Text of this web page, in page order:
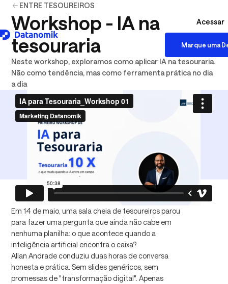
Download logo .SVG
Acessar
Marque uma
ENTRE TESOUREIROS
Workshop - IA na
tesouraria
Neste workshop, exploramos como aplicar IA na tesouraria.
Não como tendência, mas como ferramenta prática no dia
a dia
Em 14 de maio, uma sala cheia de tesoureiros parou
para fazer uma pergunta que ainda não cabe em
nenhuma planilha: o que acontece quando a
inteligência artificial encontra o caixa?
Allan Andrade conduziu duas horas de conversa
honesta e prática. Sem slides genéricos, sem
promessas de "transformação digital". Apenas